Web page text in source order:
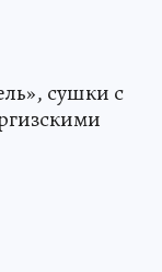
сушки с